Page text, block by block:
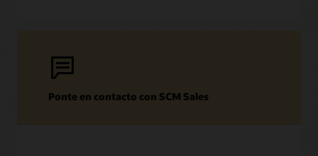
Ponte en contacto con SCM Sales